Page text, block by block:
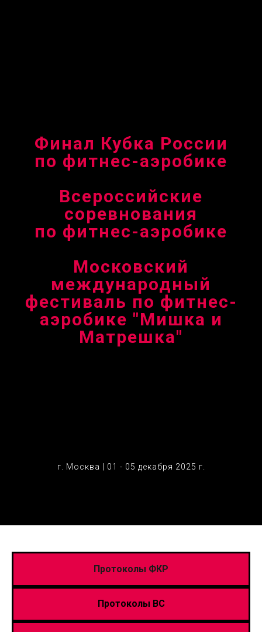
Финал Кубка России
по фитнес-аэробике
Всероссийские
соревнования
по фитнес-аэробике
Московский
международный
фестиваль по фитнес-
аэробике "Мишка и
Матрешка"
г. Москва | 01 - 05 декабря 2025 г.
Протоколы ФКР
Протоколы ВС